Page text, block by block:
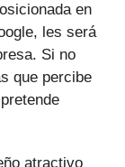
en
les será
Si no
que percibe
atractivo